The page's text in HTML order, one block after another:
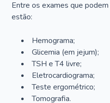
Entre os exames que
estão:
Hemograma;
Glicemia (em jejum);
TSH e T4 livre;
Eletrocardiograma;
Teste ergométrico;
Tomografia.